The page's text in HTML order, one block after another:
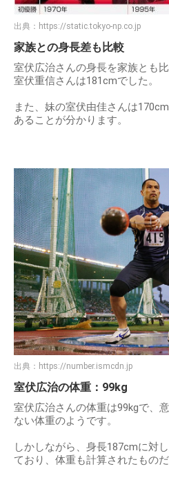
出典：https://static.tokyo-np.co.jp
家族との身長差も比較
室伏広治さんの身長を家族とも
室伏重信さんは181cmでした。
また、妹の室伏由佳さんは
あることが分かります。